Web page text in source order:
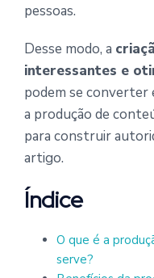
pessoas.
Desse modo, a
interessantes e
podem se converter
a produção de
para construir
artigo.
Índice
O que é a
serve?